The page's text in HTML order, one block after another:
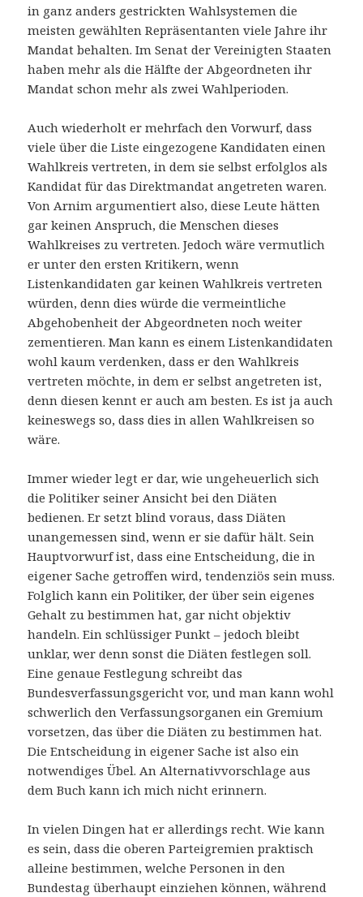
in ganz anders gestrickten Wahlsystemen die
meisten gewählten Repräsentanten viele Jahre ihr
Mandat behalten. Im Senat der Vereinigten Staaten
haben mehr als die Hälfte der Abgeordneten ihr
Mandat schon mehr als zwei Wahlperioden.
Auch wiederholt er mehrfach den Vorwurf, dass
viele über die Liste eingezogene Kandidaten einen
Wahlkreis vertreten, in dem sie selbst erfolglos als
Kandidat für das Direktmandat angetreten waren.
Von Arnim argumentiert also, diese Leute hätten
gar keinen Anspruch, die Menschen dieses
Wahlkreises zu vertreten. Jedoch wäre vermutlich
er unter den ersten Kritikern, wenn
Listenkandidaten gar keinen Wahlkreis vertreten
würden, denn dies würde die vermeintliche
Abgehobenheit der Abgeordneten noch weiter
zementieren. Man kann es einem Listenkandidaten
wohl kaum verdenken, dass er den Wahlkreis
vertreten möchte, in dem er selbst angetreten ist,
denn diesen kennt er auch am besten. Es ist ja auch
keineswegs so, dass dies in allen Wahlkreisen so
wäre.
Immer wieder legt er dar, wie ungeheuerlich sich
die Politiker seiner Ansicht bei den Diäten
bedienen. Er setzt blind voraus, dass Diäten
unangemessen sind, wenn er sie dafür hält. Sein
Hauptvorwurf ist, dass eine Entscheidung, die in
eigener Sache getroffen wird, tendenziös sein muss.
Folglich kann ein Politiker, der über sein eigenes
Gehalt zu bestimmen hat, gar nicht objektiv
handeln. Ein schlüssiger Punkt – jedoch bleibt
unklar, wer denn sonst die Diäten festlegen soll.
Eine genaue Festlegung schreibt das
Bundesverfassungsgericht vor, und man kann wohl
schwerlich den Verfassungsorganen ein Gremium
vorsetzen, das über die Diäten zu bestimmen hat.
Die Entscheidung in eigener Sache ist also ein
notwendiges Übel. An Alternativvorschlage aus
dem Buch kann ich mich nicht erinnern.
In vielen Dingen hat er allerdings recht. Wie kann
es sein, dass die oberen Parteigremien praktisch
alleine bestimmen, welche Personen in den
Bundestag überhaupt einziehen können, während